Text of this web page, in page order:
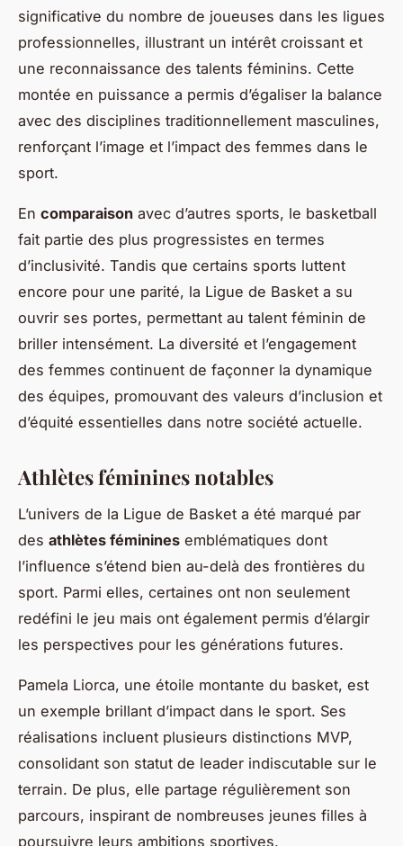
significative du nombre de joueuses dans les ligues
professionnelles, illustrant un intérêt croissant et
une reconnaissance des talents féminins. Cette
montée en puissance a permis d’égaliser la balance
avec des disciplines traditionnellement masculines,
renforçant l’image et l’impact des femmes dans le
sport.
En comparaison avec d’autres sports, le basketball
fait partie des plus progressistes en termes
d’inclusivité. Tandis que certains sports luttent
encore pour une parité, la Ligue de Basket a su
ouvrir ses portes, permettant au talent féminin de
briller intensément. La diversité et l’engagement
des femmes continuent de façonner la dynamique
des équipes, promouvant des valeurs d’inclusion et
d’équité essentielles dans notre société actuelle.
Athlètes féminines notables
L’univers de la Ligue de Basket a été marqué par
des athlètes féminines emblématiques dont
l’influence s’étend bien au-delà des frontières du
sport. Parmi elles, certaines ont non seulement
redéfini le jeu mais ont également permis d’élargir
les perspectives pour les générations futures.
Pamela Liorca, une étoile montante du basket, est
un exemple brillant d’impact dans le sport. Ses
réalisations incluent plusieurs distinctions MVP,
consolidant son statut de leader indiscutable sur le
terrain. De plus, elle partage régulièrement son
parcours, inspirant de nombreuses jeunes filles à
poursuivre leurs ambitions sportives.